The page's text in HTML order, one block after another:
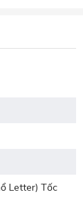
Letter) Tốc